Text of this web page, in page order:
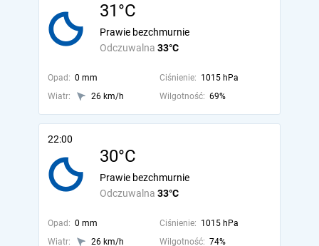
31°C
Odczuwalna 33°C
Prawie bezchmurnie
Opad: 0 mm Ciśnienie: 1015 hPa
Wiatr:
26 km/h Wilgotność: 69%
22:00
30°C
Odczuwalna 33°C
Prawie bezchmurnie
Opad: 0 mm Ciśnienie: 1015 hPa
Wiatr:
26 km/h Wilgotność: 74%